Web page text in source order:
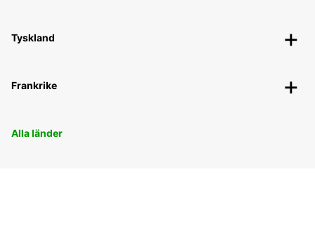
Tyskland
Frankrike
Alla länder